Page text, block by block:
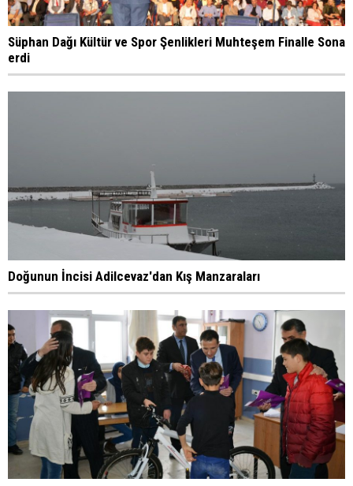
Süphan Dağı Kültür ve Spor Şenlikleri Muhteşem Finalle Sona
erdi
Doğunun İncisi Adilcevaz'dan Kış Manzaraları